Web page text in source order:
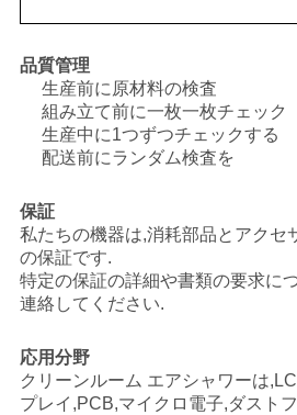
図
イ
バ
シ
ー
ポ
品質管理
生産前に原材料の検査
組み立て前に一枚一枚チェック
生産中に1つずつチェックする
配送前にランダム検査を
保証
私たちの機器は,消耗部品とアクセ
の保証です.
特定の保証の詳細や書類の要求に
連絡してください.
応用分野
クリーンルーム エアシャワーは
プレイ,PCB,マイクロ電子,ダスト